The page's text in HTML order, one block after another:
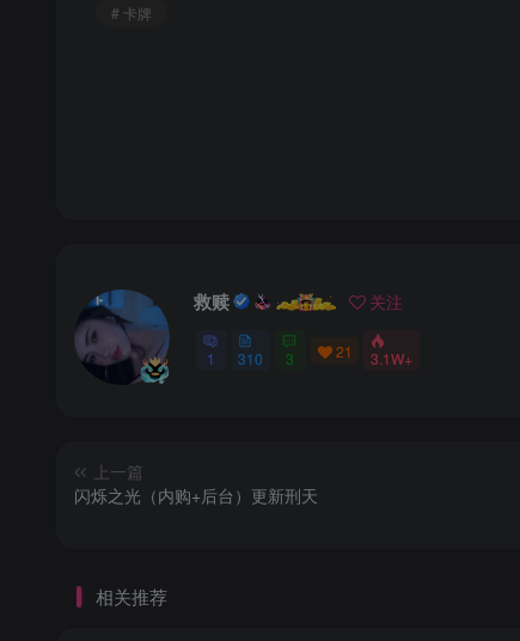
# 卡牌
救赎 关注
1 310 3 21 3.1W+
上一篇
闪烁之光（内购+后台）更新刑天
相关推荐